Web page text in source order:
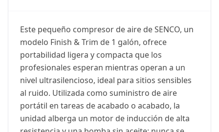
Este pequeño compresor de aire de SENCO, un
modelo Finish & Trim de 1 galón, ofrece
portabilidad ligera y compacta que los
profesionales esperan mientras operan a un
nivel ultrasilencioso, ideal para sitios sensibles
al ruido. Utilizada como suministro de aire
portátil en tareas de acabado o acabado, la
unidad alberga un motor de inducción de alta